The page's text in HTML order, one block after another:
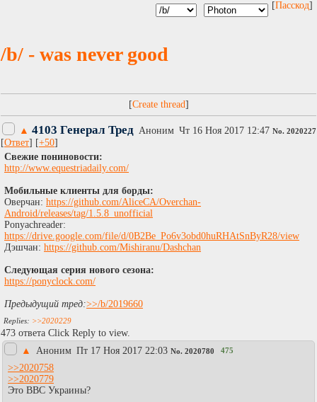
[Пасскод]
/b/ - was never good
[ ]
▲ 4103 Генерал Тред Аноним Чт 16 Ноя 2017 12:47 No. 2020227
[Ответ] [+50]
Свежие пониновости:
http://www.equestriadaily.com/
Мобильные клиенты для борды:
Оверчан: https://github.com/AliceCA/Overchan-
Android/releases/tag/1.5.8_unofficial
Ponyachreader:
https://drive.google.com/file/d/0B2Be_Po6v3obd0huRHAtSnByR28/view
Дэшчан: https://github.com/Mishiranu/Dashchan
Следующая серия нового сезона:
https://ponyclock.com/
Предыдущий тред:>>/b/2019660
>>2020229
473 ответа Click Reply to view.
▲
Аноним Пт 17 Ноя 2017 22:03 No. 2020780 475
>>2020758
>>2020779
Это ВВС Украины?